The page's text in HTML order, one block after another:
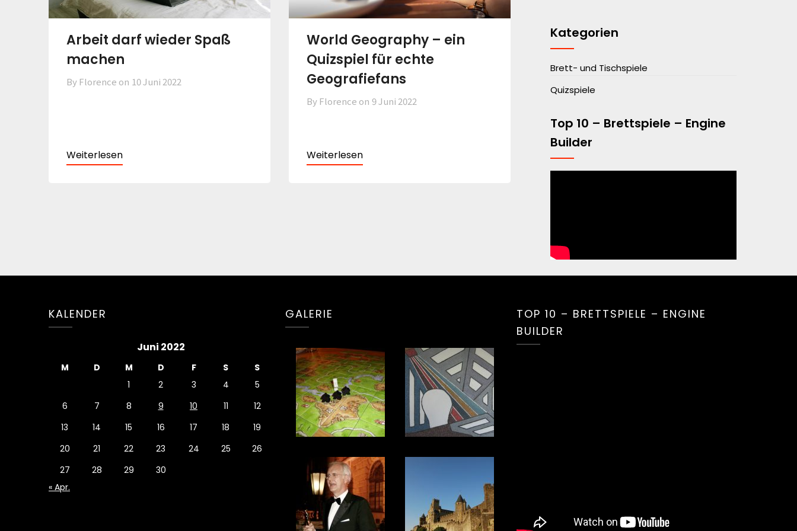
Arbeit darf wieder Spaß
machen
By Florence on 10 Juni 2022
World Geography – ein
Quizspiel für echte
Geografiefans
By Florence on 9 Juni 2022
Kategorien
Brett- und Tischspiele
Quizspiele
Top 10 – Brettspiele – Engine
Builder
KALENDER
Juni 2022
M D M D F S
S
1
2 3 4
5
6
7 8 9 10 11
12
13
14 15 16 17 18
19
20
21 22 23 24 25
26
27
28 29
30
« Apr.
GALERIE
TOP 10 – BRETTSPIELE – ENGINE
BUILDER